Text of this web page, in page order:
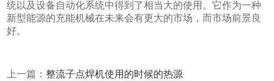
统以及设备自动化系统中得到了相当大的使用。它作为一种
新型能源的充能机械在未来会有更大的市场，而市场前景良
好。
上一篇：整流子点焊机使用的时候的热源